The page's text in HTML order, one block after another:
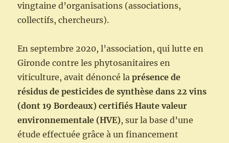
vingtaine d’organisations (associations,
collectifs, chercheurs).
En septembre 2020, l’association, qui lutte en
Gironde contre les phytosanitaires en
viticulture, avait dénoncé laprésence de
résidus de pesticides de synthèse dans 22 vins
(dont 19 Bordeaux) certifiés Haute valeur
environnementale (HVE), sur la base d’une
étude effectuée grâce à un financement